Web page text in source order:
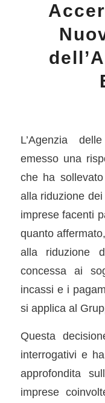
L’Agenzia
emesso una
che ha
alla riduzione
imprese facenti
quanto
alla riduzione
concessa ai
incassi e i
si applica al
Questa
interrogativi e
approfondita
imprese